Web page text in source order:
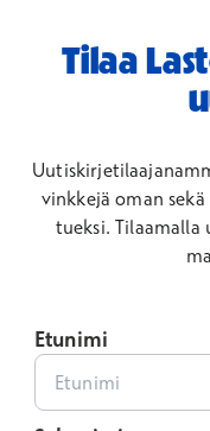
Tilaa
vinkkejä oman
tueksi. Tilaamalla
Etunimi